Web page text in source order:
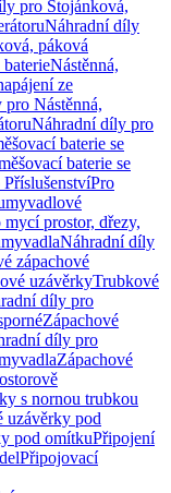
pro Stojánková,
Náhradní díly
páková
Nástěnná,
ze
Nástěnná,
Náhradní díly pro
baterie se
baterie se
Pro
prostor, dřezy,
Náhradní díly
zápachové
uzávěrkyTrubkové
díly pro
Zápachové
díly pro
Zápachové
s nornou trubkou
uzávěrky pod
pod omítkuPřipojení
Připojovací